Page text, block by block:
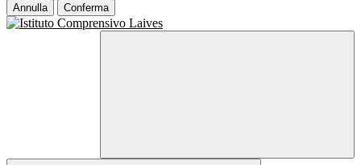
Annulla Conferma